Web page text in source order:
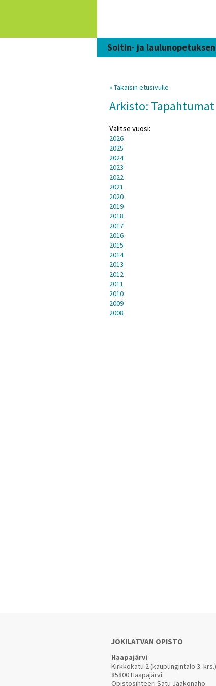
Soitin- ja
« Takaisin etusivulle
Arkisto: Tapahtumat
Valitse vuosi:
2026
2025
2024
2023
2022
2021
2020
2019
2018
2017
2016
2015
2014
2013
2012
2011
2010
2009
2008
JOKILATVAN OPISTO
Haapajärvi
Kirkkokatu 2 (kaupungintalo 3. krs.)
85800 Haapajärvi
Opistosihteeri Satu Jaakonaho